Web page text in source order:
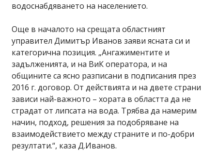
водоснабдяването на населението.
Още в началото на срещата областният
управител Димитър Иванов заяви ясната си и
категорична позиция. „Ангажиментите и
задълженията, и на ВиК оператора, и на
общините са ясно разписани в подписания през
2016 г. договор. От действията и на двете страни
зависи най-важното – хората в областта да не
страдат от липсата на вода. Трябва да намерим
начин, подход, решения за подобряване на
взаимодействието между страните и по-добри
резултати.“, каза Д.Иванов.